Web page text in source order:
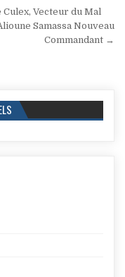
Vecteur du Mal
Samassa Nouveau
Commandant →